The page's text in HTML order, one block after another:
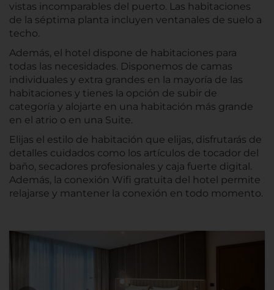
vistas incomparables del puerto. Las habitaciones
de la séptima planta incluyen ventanales de suelo a
techo.
Además, el hotel dispone de habitaciones para
todas las necesidades. Disponemos de camas
individuales y extra grandes en la mayoría de las
habitaciones y tienes la opción de subir de
categoría y alojarte en una habitación más grande
en el atrio o en una Suite.
Elijas el estilo de habitación que elijas, disfrutarás de
detalles cuidados como los artículos de tocador del
baño, secadores profesionales y caja fuerte digital.
Además, la conexión Wifi gratuita del hotel permite
relajarse y mantener la conexión en todo momento.